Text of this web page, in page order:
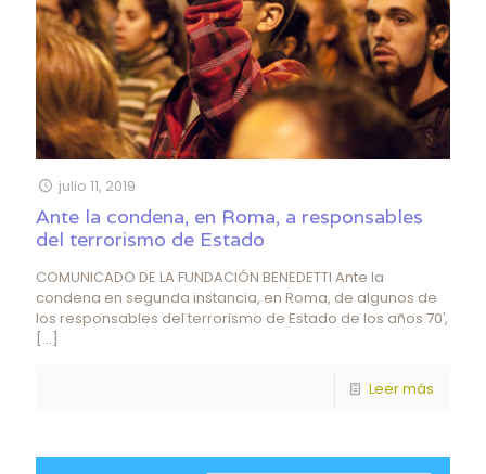
julio 11, 2019
Ante la condena, en Roma, a responsables
del terrorismo de Estado
COMUNICADO DE LA FUNDACIÓN BENEDETTI Ante la
condena en segunda instancia, en Roma, de algunos de
los responsables del terrorismo de Estado de los años 70′,
[…]
Leer más